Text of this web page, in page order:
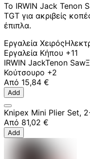
Το IRWIN Jack Tenon
TGT για ακριβείς
έπιπλα.
Εργαλεία Χειρός
Εργαλεία Κήπου +11
IRWIN JackTenon Saw
Κούτσουρο +2
Από 15,84 €
Add
Knipex Mini Plier Set,
Από 81,02 €
Add